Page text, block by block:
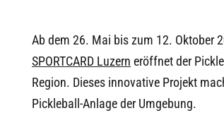
Ab dem 26. Mai bis zum 12. Oktober
SPORTCARD Luzern eröffnet der
Region. Dieses innovative Projekt
Pickleball-Anlage der Umgebung.